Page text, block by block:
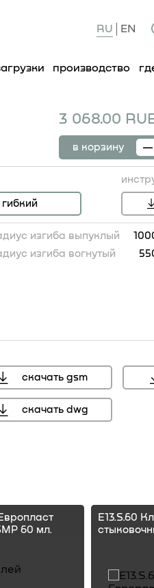
RU EN
производство
3 068.00
в корзину
гибкий
изгиба выпуклый
изгиба вогнутый
скачать gsm
скачать dwg
60 мл.
E13.S.60